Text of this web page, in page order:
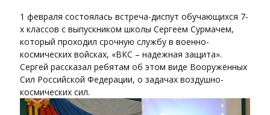
1 февраля состоялась встреча-диспут обучающихся 7-
х классов с выпускником школы Сергеем Сурмачем,
который проходил срочную службу в военно-
космических войсках, «ВКС – надежная защита».
Сергей рассказал ребятам об этом виде Вооружённых
Сил Российской Федерации, о задачах воздушно-
космических сил.